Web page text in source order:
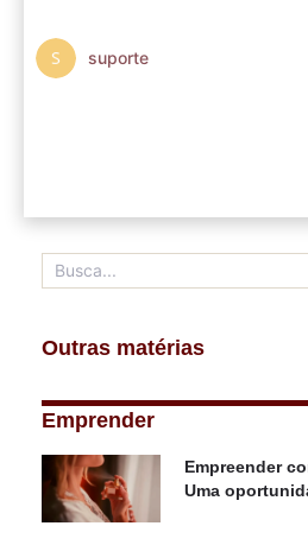
suporte
Outras matérias
Emprender
Empreender
Uma